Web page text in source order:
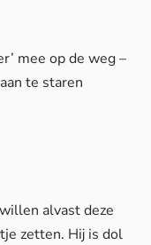
mee op de weg –
te staren
alvast deze
zetten. Hij is dol